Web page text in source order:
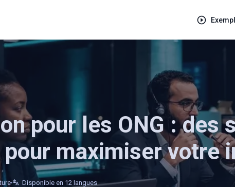
pour les ONG : des
maximiser votre
Disponible en 12 langues